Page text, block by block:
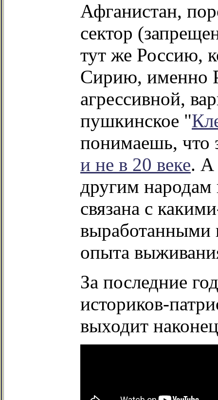
Афганистан,
сектор
тут же Россию,
Сирию, именно
агрессивной,
пушкинское "
понимаешь, что
и не в 20 веке. А
другим народам
связана с
выработанными
опыта
За последние
историков-
выходит